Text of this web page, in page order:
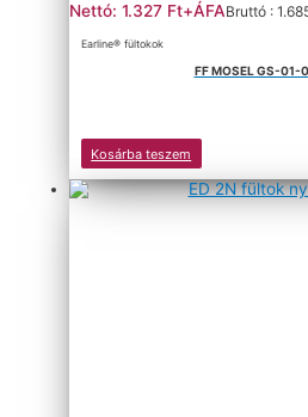
Nettó: 1.327 Ft+ÁFABruttó :
Earline® fültokok
FF MOSEL GS-01-
Kosárba teszem